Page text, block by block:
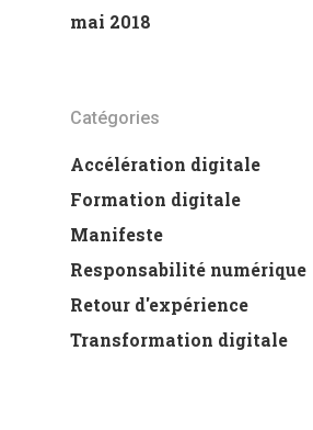
mai 2018
Catégories
Accélération digitale
Formation digitale
Manifeste
Responsabilité numérique
Retour d'expérience
Transformation digitale